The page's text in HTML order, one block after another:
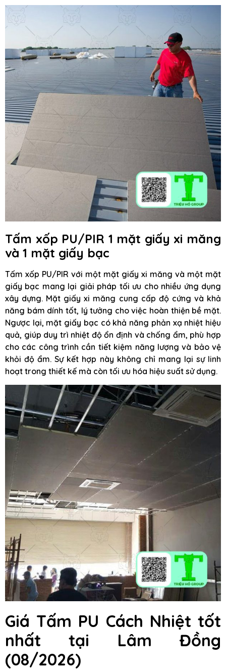
Tấm xốp PU/PIR 1 mặt giấy xi măng
và 1 mặt giấy bạc
Tấm xốp PU/PIR với một mặt giấy xi măng và một mặt
giấy bạc mang lại giải pháp tối ưu cho nhiều ứng dụng
xây dựng. Mặt giấy xi măng cung cấp độ cứng và khả
năng bám dính tốt, lý tưởng cho việc hoàn thiện bề mặt.
Ngược lại, mặt giấy bạc có khả năng phản xạ nhiệt hiệu
quả, giúp duy trì nhiệt độ ổn định và chống ẩm, phù hợp
cho các công trình cần tiết kiệm năng lượng và bảo vệ
khỏi độ ẩm. Sự kết hợp này không chỉ mang lại sự linh
hoạt trong thiết kế mà còn tối ưu hóa hiệu suất sử dụng.
Giá Tấm PU Cách Nhiệt tốt
nhất tại Lâm Đồng
(08/2026)